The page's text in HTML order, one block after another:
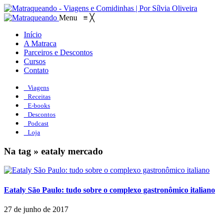
Menu ≡ ╳
Início
A Matraca
Parceiros e Descontos
Cursos
Contato
Viagens
Receitas
E-books
Descontos
Podcast
Loja
Na tag » eataly mercado
Eataly São Paulo: tudo sobre o complexo gastronômico italiano
27 de junho de 2017